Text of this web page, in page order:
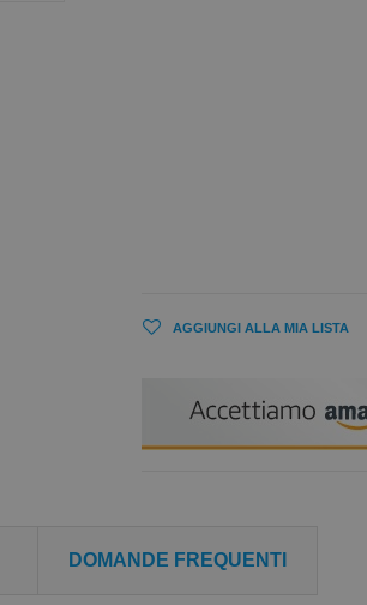
AGGIUNGI ALLA MIA LISTA
DOMANDE FREQUENTI